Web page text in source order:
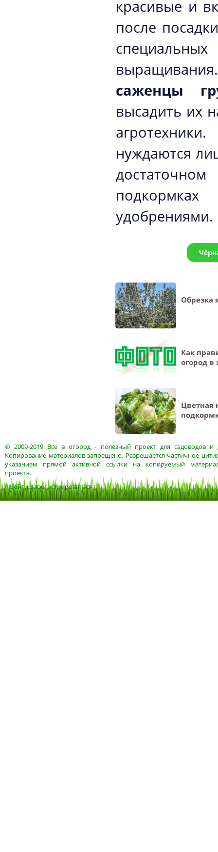
красивые и
после
саженцы
высадить их
нуждаются
удобрениями.
Обрезка
Как
огород в
Цветная
© 2009-2019 Все в огород- полезный проект для садоводов и
Копирование материалов запрещено. Разрешается частичное
указанием прямой активной ссылки на копируемый
проекта.
ВойтиЗарегистрироваться